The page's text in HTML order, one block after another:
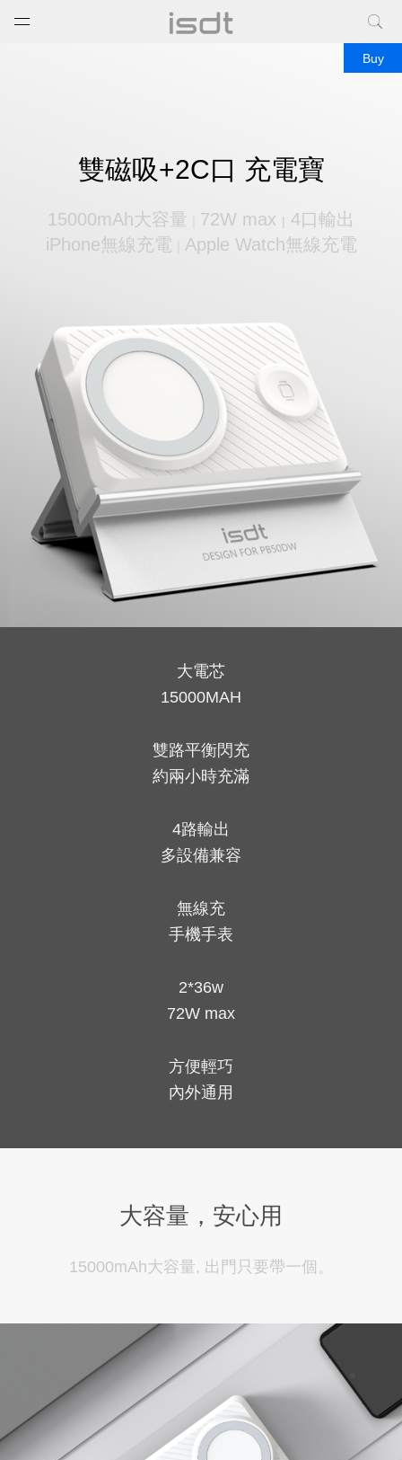
打开菜单
Buy
power bank
with USB-
portable
power bank
for travel.High
capacity
power bank
power bank
for hiking.
雙磁吸+2C口 充電寶
15000mAh大容量 72W max | 4口輸出
iPhone無線充電
Apple Watch無線充電
大電芯
15000MAH
雙路平衡閃充
約兩小時充滿
4路輸出
多設備兼容
無線充
手機手表
2*36w
72W max
方便輕巧
內外通用
大容量，安心用
15000mAh大容量, 出門只要帶一個。